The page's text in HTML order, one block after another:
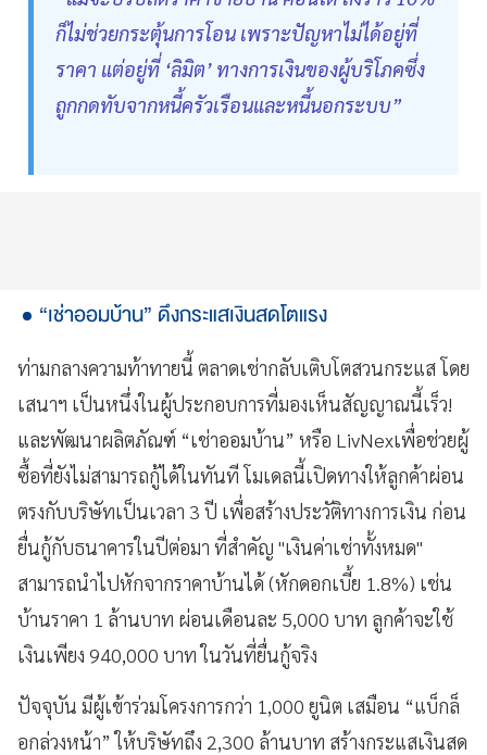
ก็ไม่ช่วยกระตุ้นการโอน เพราะปัญหาไม่ได้อยู่ที่
ราคา แต่อยู่ที่ ‘ลิมิต’ ทางการเงินของผู้บริโภคซึ่ง
ถูกกดทับจากหนี้ครัวเรือนและหนี้นอกระบบ”
“เช่าออมบ้าน” ดึงกระแสเงินสดโตแรง
ท่ามกลางความท้าทายนี้ ตลาดเช่ากลับเติบโตสวนกระแส โดย
เสนาฯ เป็นหนึ่งในผู้ประกอบการที่มองเห็นสัญญาณนี้เร็ว!
และพัฒนาผลิตภัณฑ์ “เช่าออมบ้าน” หรือ LivNexเพื่อช่วยผู้
ซื้อที่ยังไม่สามารถกู้ได้ในทันที โมเดลนี้เปิดทางให้ลูกค้าผ่อน
ตรงกับบริษัทเป็นเวลา 3 ปี เพื่อสร้างประวัติทางการเงิน ก่อน
ยื่นกู้กับธนาคารในปีต่อมา ที่สำคัญ "เงินค่าเช่าทั้งหมด"
สามารถนำไปหักจากราคาบ้านได้ (หักดอกเบี้ย 1.8%) เช่น
บ้านราคา 1 ล้านบาท ผ่อนเดือนละ 5,000 บาท ลูกค้าจะใช้
เงินเพียง 940,000 บาท ในวันที่ยื่นกู้จริง
ปัจจุบัน มีผู้เข้าร่วมโครงการกว่า 1,000 ยูนิต เสมือน “แบ็กล็
อกล่วงหน้า” ให้บริษัทถึง 2,300 ล้านบาท สร้างกระแสเงินสด